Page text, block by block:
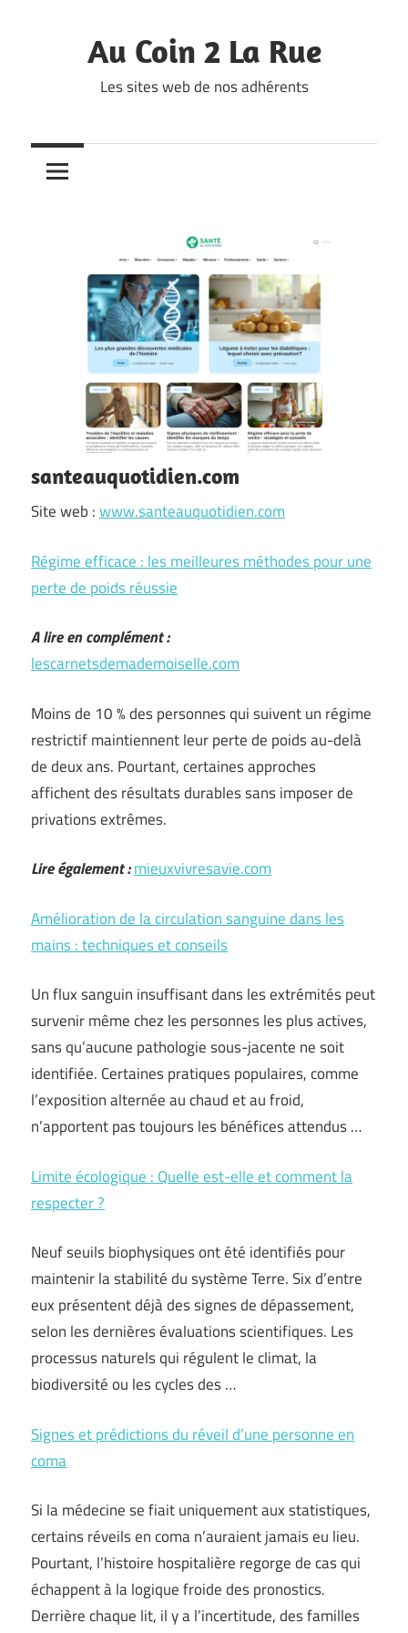
Au Coin 2 La Rue
Les sites web de nos adhérents
santeauquotidien.com
Site web :www.santeauquotidien.com
Régime efficace : les meilleures méthodes pour une
perte de poids réussie
A lire en complément :
lescarnetsdemademoiselle.com
Moins de 10 % des personnes qui suivent un régime
restrictif maintiennent leur perte de poids au-delà
de deux ans. Pourtant, certaines approches
affichent des résultats durables sans imposer de
privations extrêmes.
Lire également :mieuxvivresavie.com
Amélioration de la circulation sanguine dans les
mains : techniques et conseils
Un flux sanguin insuffisant dans les extrémités peut
survenir même chez les personnes les plus actives,
sans qu’aucune pathologie sous-jacente ne soit
identifiée. Certaines pratiques populaires, comme
l’exposition alternée au chaud et au froid,
n’apportent pas toujours les bénéfices attendus …
Limite écologique : Quelle est-elle et comment la
respecter ?
Neuf seuils biophysiques ont été identifiés pour
maintenir la stabilité du système Terre. Six d’entre
eux présentent déjà des signes de dépassement,
selon les dernières évaluations scientifiques. Les
processus naturels qui régulent le climat, la
biodiversité ou les cycles des …
Signes et prédictions du réveil d’une personne en
coma
Si la médecine se fiait uniquement aux statistiques,
certains réveils en coma n’auraient jamais eu lieu.
Pourtant, l’histoire hospitalière regorge de cas qui
échappent à la logique froide des pronostics.
Derrière chaque lit, il y a l’incertitude, des familles